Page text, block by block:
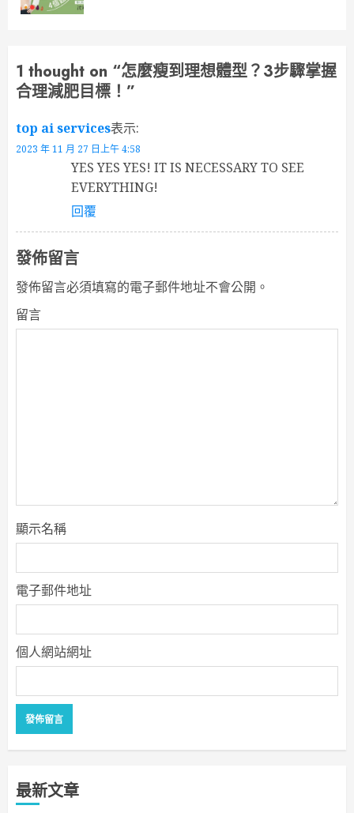
1 thought on “怎麼瘦到理想體型？3步驟掌握
合理減肥目標！ ”
top ai services表示:
2023 年 11 月 27 日上午 4:58
YES YES YES! IT IS NECESSARY TO SEE
EVERYTHING!
回覆
發佈留言
發佈留言必須填寫的電子郵件地址不會公開。
留言
顯示名稱
電子郵件地址
個人網站網址
最新文章